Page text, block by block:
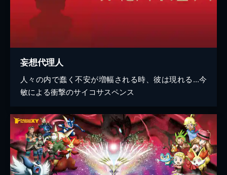
妄想代理人
人々の内で蠢く不安が増幅される時、彼は現れる...今
敏による衝撃のサイコサスペンス